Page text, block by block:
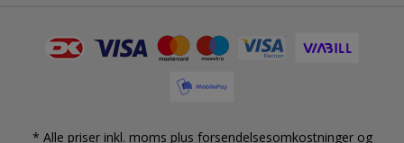
* Alle priser inkl. moms plus forsendelsesomkostningerog